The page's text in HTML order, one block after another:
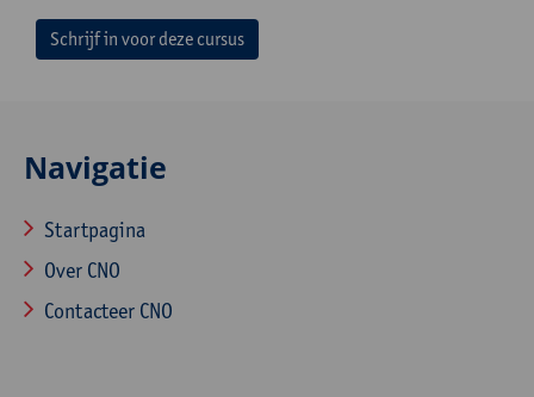
Schrijf in voor deze cursus
Navigatie
Startpagina
Over CNO
Contacteer CNO